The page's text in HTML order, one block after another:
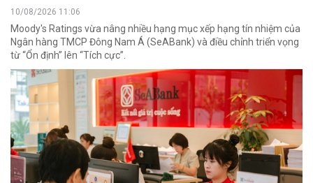
10/08/2026 11:06
Moody's Ratings vừa nâng nhiều hạng mục xếp hạng tín nhiệm của
Ngân hàng TMCP Đông Nam Á (SeABank) và điều chỉnh triển vọng
từ “Ổn định” lên “Tích cực”.